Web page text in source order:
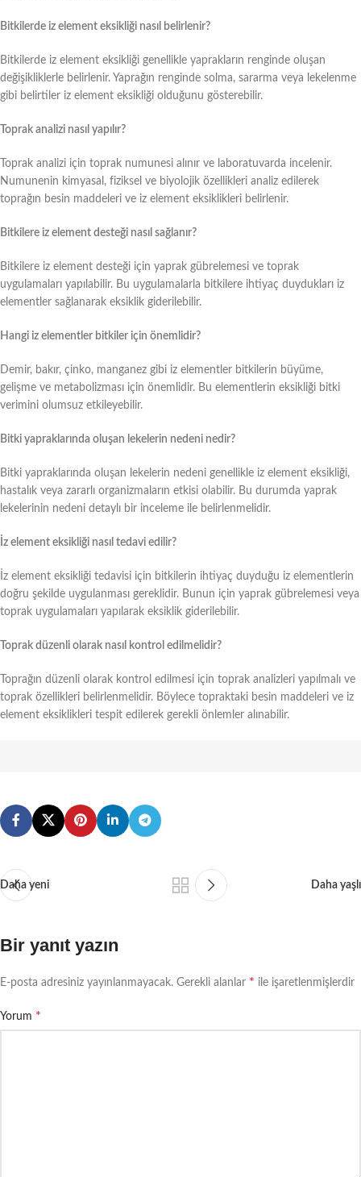
Bitkilerde iz element eksikliği nasıl belirlenir?
Bitkilerde iz element eksikliği genellikle yaprakların renginde oluşan
değişikliklerle belirlenir. Yaprağın renginde solma, sararma veya lekelenme
gibi belirtiler iz element eksikliği olduğunu gösterebilir.
Toprak analizi nasıl yapılır?
Toprak analizi için toprak numunesi alınır ve laboratuvarda incelenir.
Numunenin kimyasal, fiziksel ve biyolojik özellikleri analiz edilerek
toprağın besin maddeleri ve iz element eksiklikleri belirlenir.
Bitkilere iz element desteği nasıl sağlanır?
Bitkilere iz element desteği için yaprak gübrelemesi ve toprak
uygulamaları yapılabilir. Bu uygulamalarla bitkilere ihtiyaç duydukları iz
elementler sağlanarak eksiklik giderilebilir.
Hangi iz elementler bitkiler için önemlidir?
Demir, bakır, çinko, manganez gibi iz elementler bitkilerin büyüme,
gelişme ve metabolizması için önemlidir. Bu elementlerin eksikliği bitki
verimini olumsuz etkileyebilir.
Bitki yapraklarında oluşan lekelerin nedeni nedir?
Bitki yapraklarında oluşan lekelerin nedeni genellikle iz element eksikliği,
hastalık veya zararlı organizmaların etkisi olabilir. Bu durumda yaprak
lekelerinin nedeni detaylı bir inceleme ile belirlenmelidir.
İz element eksikliği nasıl tedavi edilir?
İz element eksikliği tedavisi için bitkilerin ihtiyaç duyduğu iz elementlerin
doğru şekilde uygulanması gereklidir. Bunun için yaprak gübrelemesi veya
toprak uygulamaları yapılarak eksiklik giderilebilir.
Toprak düzenli olarak nasıl kontrol edilmelidir?
Toprağın düzenli olarak kontrol edilmesi için toprak analizleri yapılmalı ve
toprak özellikleri belirlenmelidir. Böylece topraktaki besin maddeleri ve iz
element eksiklikleri tespit edilerek gerekli önlemler alınabilir.
Daha yeni Daha yaşlı
Bir yanıt yazın
E-posta adresiniz yayınlanmayacak. Gerekli alanlar * ile işaretlenmişlerdir
Yorum *